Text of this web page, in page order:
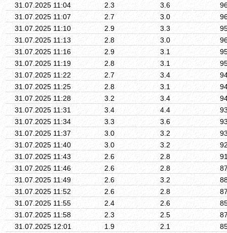
31.07.2025 11:04
2.3 3.6
31.07.2025 11:07
2.7 3.0
31.07.2025 11:10
2.9 3.3
31.07.2025 11:13
2.8 3.0
31.07.2025 11:16
2.9 3.1
31.07.2025 11:19
2.8 3.1
31.07.2025 11:22
2.7 3.4
31.07.2025 11:25
2.8 3.1
31.07.2025 11:28
3.2 3.4
31.07.2025 11:31
3.4 4.4
31.07.2025 11:34
3.3 3.6
31.07.2025 11:37
3.0 3.2
31.07.2025 11:40
3.0 3.2
31.07.2025 11:43
2.6 2.8
31.07.2025 11:46
2.6 2.8
31.07.2025 11:49
2.6 3.2
31.07.2025 11:52
2.6 2.8
31.07.2025 11:55
2.4 2.6
31.07.2025 11:58
2.3 2.5
31.07.2025 12:01
1.9 2.1